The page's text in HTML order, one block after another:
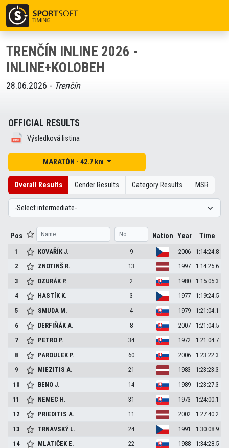
TRENČÍN INLINE 2026 -
INLINE+KOLOBEH
28.06.2026 - Trenčín
OFFICIAL RESULTS
Výsledková listina
MARATÓN - 42.7 km
Overall Results Gender Results Category Results MSR
Pos Nation Year Time
1 KOVAŘÍKJ. 9 2006
1:14:24.8
2
ZNOTINŠ R. 13 1997
1:14:25.6
3
DZURÁK P. 2 1980
1:15:05.3
4
HASTÍK K. 3 1977
1:19:24.5
5
SMUDA M. 4 1979
1:21:04.1
6
DERFIŇÁKA. 8 2007
1:21:04.5
7
PETRO P. 34 1972
1:21:04.7
8
PAROULEK P. 60 2006
1:23:22.3
9
MIEZITISA. 21 1983
1:23:23.3
10
BENOJ. 14 1989
1:23:27.3
11
NEMEC H. 31 1973
1:24:00.1
12
PRIEDITISA. 11 2002
1:27:40.2
13
TRNAVSKÝ L. 24 1991
1:30:08.9
14
MLATIČEK E. 22 1988
1:34:28.5